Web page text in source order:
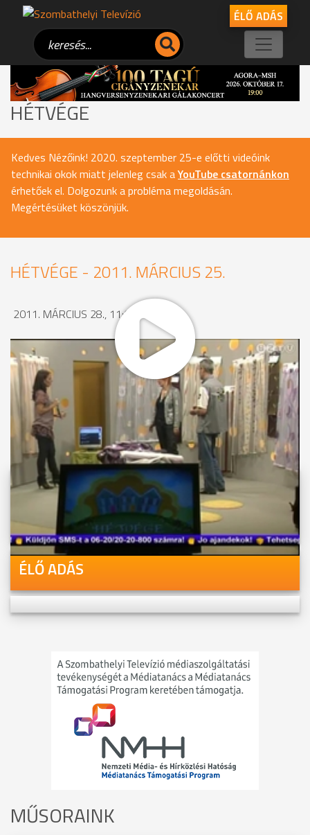
ÉLŐ ADÁS
HÉTVÉGE
Kedves Nézőink! 2020. szeptember 25-e előtti videóink
technikai okok miatt jelenleg csak aYouTube csatornánkon
érhetőek el. Dolgozunk a probléma megoldásán.
Megértésüket köszönjük.
HÉTVÉGE - 2011. MÁRCIUS 25.
2011. MÁRCIUS 28., 11:04
MEGOSZTÁS
Videóink megtekinthetőek
Youtube-csatornánkon is!
ÉLŐ ADÁS
MŰSORAINK